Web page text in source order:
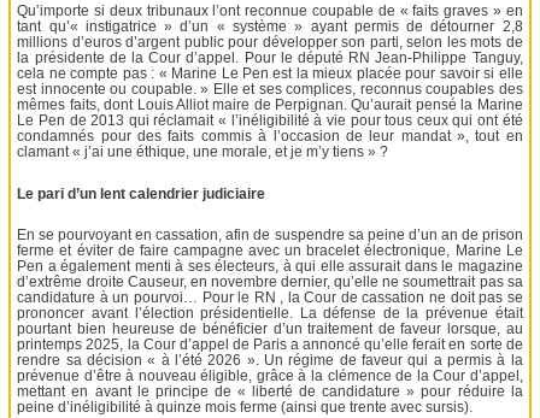
Qu’importe si deux tribunaux l’ont reconnue coupable de « faits graves » en
tant qu’« instigatrice » d’un « système » ayant permis de détourner 2,8
millions d’euros d’argent public pour développer son parti, selon les mots de
la présidente de la Cour d’appel. Pour le député RN Jean-Philippe Tanguy,
cela ne compte pas : « Marine Le Pen est la mieux placée pour savoir si elle
est innocente ou coupable. » Elle et ses complices, reconnus coupables des
mêmes faits, dont Louis Alliot maire de Perpignan. Qu’aurait pensé la Marine
Le Pen de 2013 qui réclamait « l’inéligibilité à vie pour tous ceux qui ont été
condamnés pour des faits commis à l’occasion de leur mandat », tout en
clamant « j’ai une éthique, une morale, et je m’y tiens » ?
Le pari d’un lent calendrier judiciaire
En se pourvoyant en cassation, afin de suspendre sa peine d’un an de prison
ferme et éviter de faire campagne avec un bracelet électronique, Marine Le
Pen a également menti à ses électeurs, à qui elle assurait dans le magazine
d’extrême droite Causeur, en novembre dernier, qu’elle ne soumettrait pas sa
candidature à un pourvoi… Pour le RN , la Cour de cassation ne doit pas se
prononcer avant l’élection présidentielle. La défense de la prévenue était
pourtant bien heureuse de bénéficier d’un traitement de faveur lorsque, au
printemps 2025, la Cour d’appel de Paris a annoncé qu’elle ferait en sorte de
rendre sa décision « à l’été 2026 ». Un régime de faveur qui a permis à la
prévenue d’être à nouveau éligible, grâce à la clémence de la Cour d’appel,
mettant en avant le principe de « liberté de candidature » pour réduire la
peine d’inéligibilité à quinze mois ferme (ainsi que trente avec sursis).